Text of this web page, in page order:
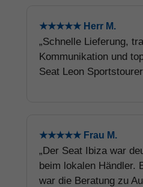
★★★★★ Herr M.
„Schnelle Lieferung,
Kommunikation und
Seat Leon
★★★★★ Frau M.
„Der Seat Ibiza war
beim lokalen Händler.
war die Beratung zu